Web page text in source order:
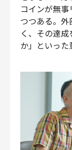
コインが無
つつある。
く、その達
か」といった